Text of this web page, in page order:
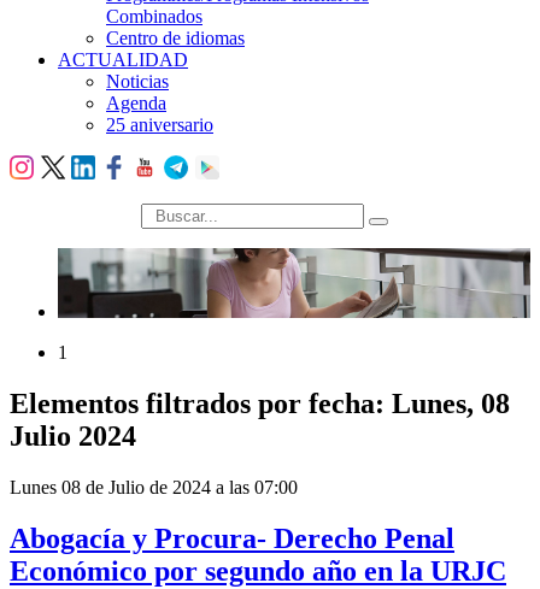
Combinados
Centro de idiomas
ACTUALIDAD
Noticias
Agenda
25 aniversario
búsqueda
1
Elementos filtrados por fecha: Lunes, 08
Julio 2024
Lunes 08 de Julio de 2024 a las 07:00
Abogacía y Procura- Derecho Penal
Económico por segundo año en la URJC